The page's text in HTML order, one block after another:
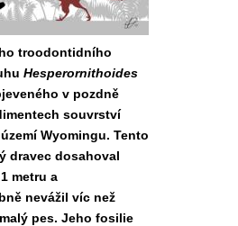
troodontidního
Hesperornithoides
v pozdně
souvrství
Wyomingu. Tento
dravec dosahoval
metru a
nevážil víc než
pes. Jeho fosilie